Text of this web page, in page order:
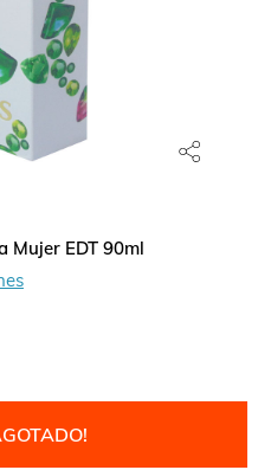
Mujer EDT 90ml